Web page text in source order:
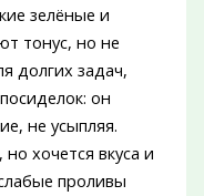
зелёные и
тонус, но не
долгих задач,
он
не усыпляя.
хочется вкуса и
проливы